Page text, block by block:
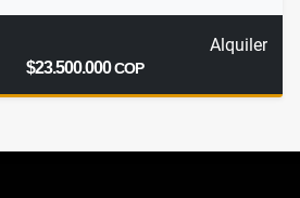
Alquiler
$23.500.000COP